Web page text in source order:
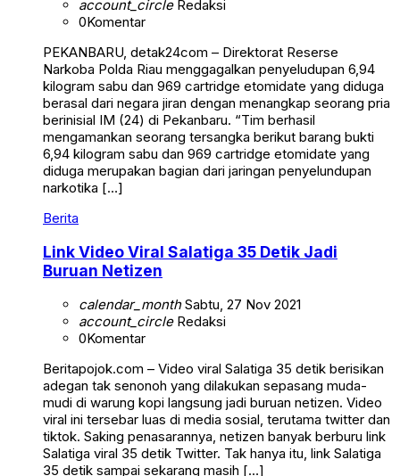
account_circleRedaksi
0Komentar
PEKANBARU, detak24com – Direktorat Reserse
Narkoba Polda Riau menggagalkan penyeludupan 6,94
kilogram sabu dan 969 cartridge etomidate yang diduga
berasal dari negara jiran dengan menangkap seorang pria
berinisial IM (24) di Pekanbaru. “Tim berhasil
mengamankan seorang tersangka berikut barang bukti
6,94 kilogram sabu dan 969 cartridge etomidate yang
diduga merupakan bagian dari jaringan penyelundupan
narkotika […]
Berita
Link Video Viral Salatiga 35 Detik Jadi
Buruan Netizen
calendar_monthSabtu, 27 Nov 2021
account_circleRedaksi
0Komentar
Beritapojok.com – Video viral Salatiga 35 detik berisikan
adegan tak senonoh yang dilakukan sepasang muda-
mudi di warung kopi langsung jadi buruan netizen. Video
viral ini tersebar luas di media sosial, terutama twitter dan
tiktok. Saking penasarannya, netizen banyak berburu link
Salatiga viral 35 detik Twitter. Tak hanya itu, link Salatiga
35 detik sampai sekarang masih […]